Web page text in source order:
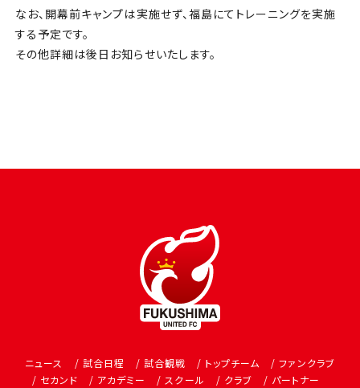
なお、開幕前キャンプは実施せず、福島にてトレーニングを実施
する予定です。
その他詳細は後日お知らせいたします。
ニュース 試合日程 試合観戦 トップチーム
ファンクラブ
セカンド
アカデミー スクール クラブ パートナー